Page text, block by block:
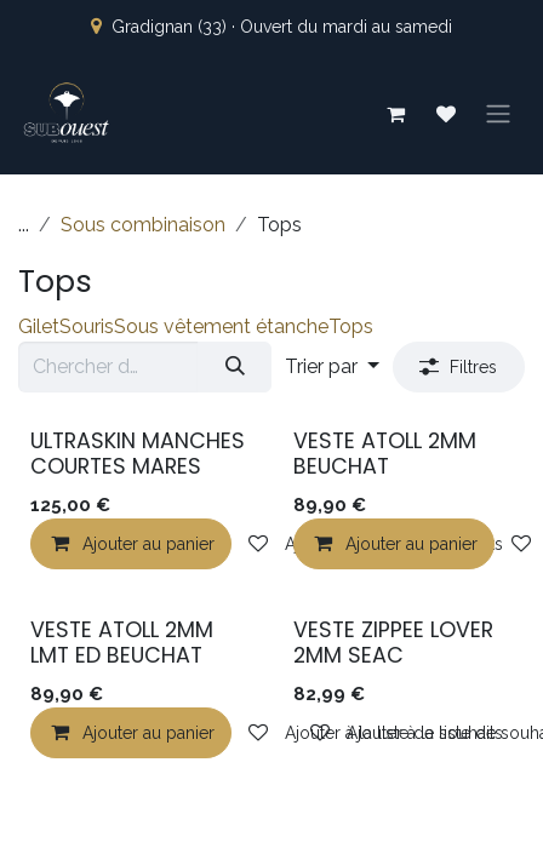
Se rendre au contenu
Gradignan (33) · Ouvert du mardi au samedi
... Sous combinaison Tops
Tops
GiletSourisSous vêtement étancheTops
Trier par
Filtres
ULTRASKIN MANCHES
COURTES MARES
125,00 €
Ajouter au panier Ajouter à la liste de souhaits
VESTE ATOLL 2MM
BEUCHAT
89,90 €
Ajouter au panier
VESTE ATOLL 2MM
LMT ED BEUCHAT
89,90 €
Ajouter au panier Ajouter à la liste de souhaits
VESTE ZIPPEE LOVER
2MM SEAC
82,99 €
Ajouter à la liste de